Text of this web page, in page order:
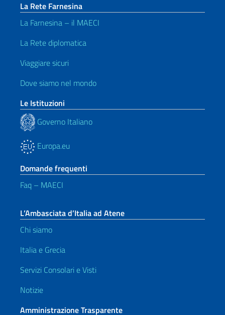
La Rete Farnesina
La Farnesina – il MAECI
La Rete diplomatica
Viaggiare sicuri
Dove siamo nel mondo
Le Istituzioni
Governo Italiano
Europa.eu
Domande frequenti
Faq – MAECI
L’Ambasciata d’Italia ad Atene
Chi siamo
Italia e Grecia
Servizi Consolari e Visti
Notizie
Amministrazione Trasparente